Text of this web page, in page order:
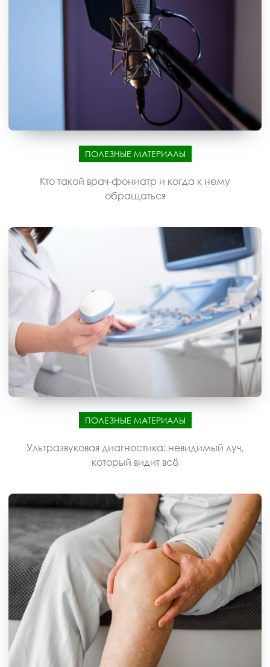
ПОЛЕЗНЫЕ МАТЕРИАЛЫ
Кто такой врач-фониатр и когда к нему
обращаться
ПОЛЕЗНЫЕ МАТЕРИАЛЫ
Ультразвуковая диагностика: невидимый луч,
который видит всё